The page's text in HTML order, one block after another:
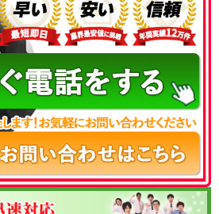
4780